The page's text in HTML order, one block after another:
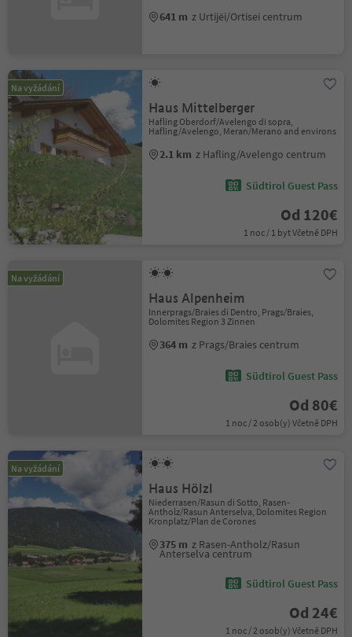
641 m z Urtijëi/Ortisei centrum
Na vyžádání
Haus Mittelberger
Hafling Oberdorf/Avelengo di sopra,
Hafling/Avelengo, Meran/Merano and environs
2.1 km z Hafling/Avelengo centrum
Südtirol Guest Pass
Od 120€
1 noc / 1 byt Včetně DPH
Na vyžádání
Haus Alpenheim
Innerprags/Braies di Dentro, Prags/Braies,
Dolomites Region 3 Zinnen
364 m z Prags/Braies centrum
Südtirol Guest Pass
Od 80€
1 noc / 2 osob(y) Včetně DPH
Na vyžádání
Haus Hölzl
Niederrasen/Rasun di Sotto, Rasen-
Antholz/Rasun Anterselva, Dolomites Region
Kronplatz/Plan de Corones
375 m z Rasen-Antholz/Rasun
Anterselva centrum
Südtirol Guest Pass
Od 24€
1 noc / 2 osob(y) Včetně DPH